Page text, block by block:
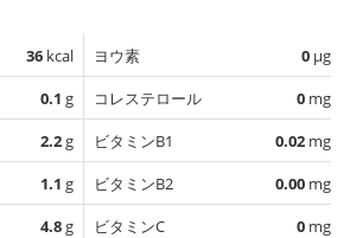
36 kcal
0.1 g
2.2g
1.1 g
4.8g
ヨウ素 0 µg
コレステロール
0 mg
ビタミンB1
0.02 mg
ビタミンB2
0.00 mg
ビタミンC
0 mg